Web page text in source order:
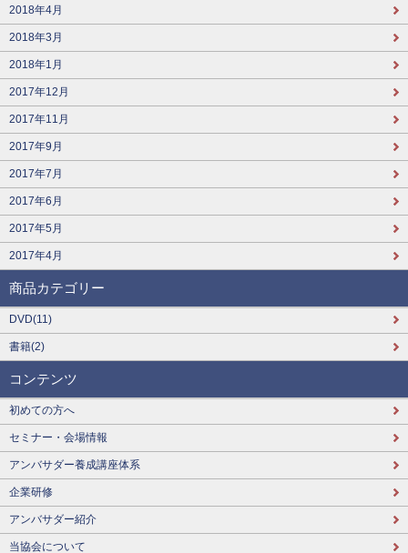
2018年4月
2018年3月
2018年1月
2017年12月
2017年11月
2017年9月
2017年7月
2017年6月
2017年5月
2017年4月
商品カテゴリー
DVD(11)
書籍(2)
コンテンツ
初めての方へ
セミナー・会場情報
アンバサダー養成講座体系
企業研修
アンバサダー紹介
当協会について